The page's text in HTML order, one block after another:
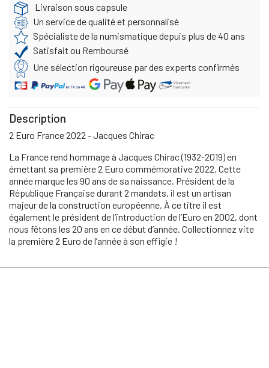
Livraison sous capsule
Un service de qualité et personnalisé
Spécialiste de la numismatique depuis plus de 40 ans
Satisfait ou Remboursé
Une sélection rigoureuse par des experts confirmés
Description
2 Euro France 2022 - Jacques Chirac
La France rend hommage à Jacques Chirac (1932-2019) en
émettant sa première 2 Euro commémorative 2022. Cette
année marque les 90 ans de sa naissance. Président de la
République Française durant 2 mandats, il est un artisan
majeur de la construction européenne. À ce titre il est
également le président de l’introduction de l’Euro en 2002, dont
nous fêtons les 20 ans en ce début d’année. Collectionnez vite
la première 2 Euro de l’année à son effigie !